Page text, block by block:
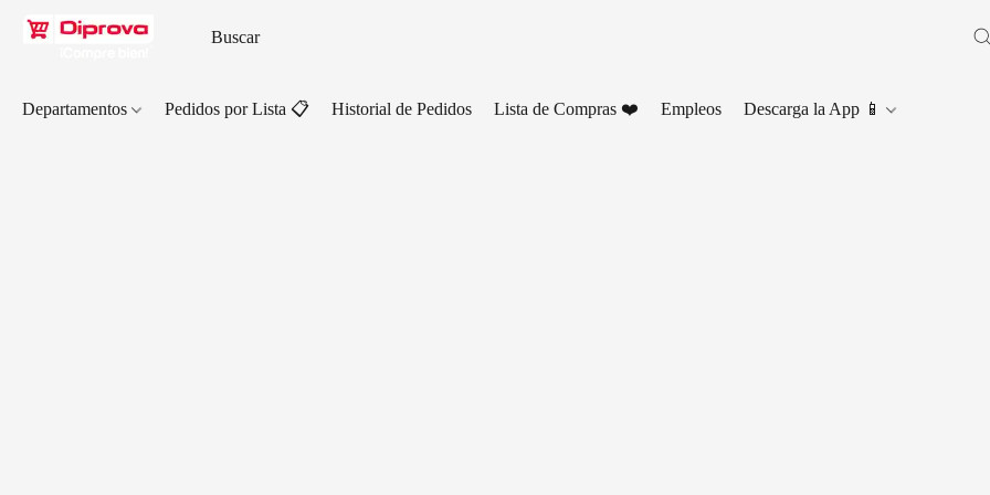
Departamentos Pedidos por Lista 📋 Historial de Pedidos Lista de Compras ❤️ Empleos Descarga la App 📱